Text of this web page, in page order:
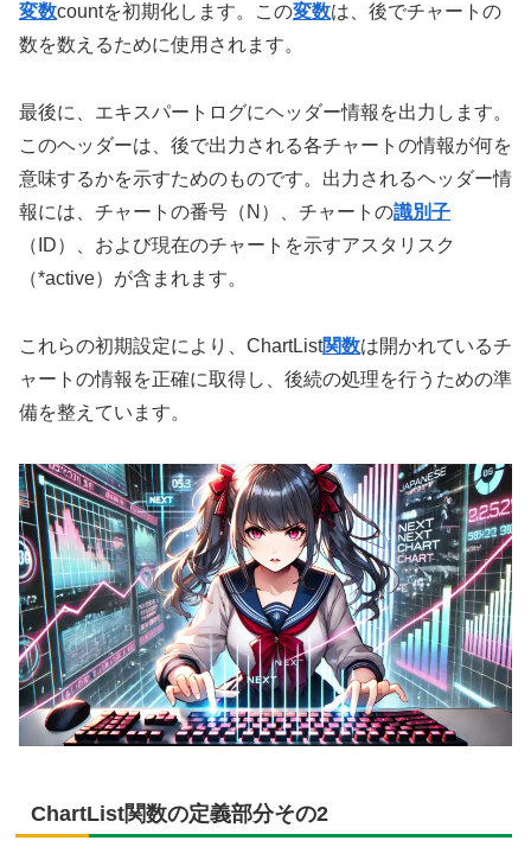
変数countを初期化します。この変数は、後でチャートの
数を数えるために使用されます。
最後に、エキスパートログにヘッダー情報を出力します。
このヘッダーは、後で出力される各チャートの情報が何を
意味するかを示すためのものです。出力されるヘッダー情
報には、チャートの番号（N）、チャートの識別子
（ID）、および現在のチャートを示すアスタリスク
（*active）が含まれます。
これらの初期設定により、ChartList関数は開かれているチ
ャートの情報を正確に取得し、後続の処理を行うための準
備を整えています。
ChartList関数の定義部分その2